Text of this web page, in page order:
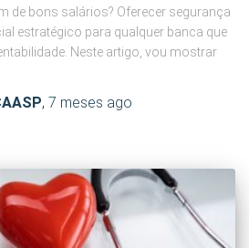
de bons salários? Oferecer segurança
estratégico para qualquer banca que
Neste artigo, vou mostrar
, 7 meses ago